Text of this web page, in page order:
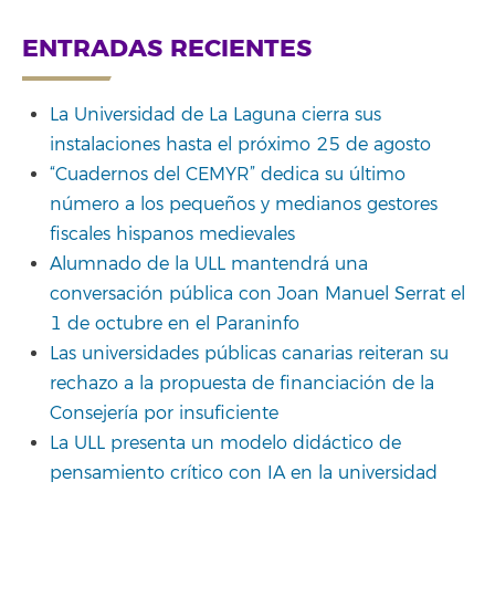
ENTRADAS RECIENTES
La Universidad de La Laguna cierra sus
instalaciones hasta el próximo 25 de agosto
“Cuadernos del CEMYR” dedica su último
número a los pequeños y medianos gestores
fiscales hispanos medievales
Alumnado de la ULL mantendrá una
conversación pública con Joan Manuel Serrat el
1 de octubre en el Paraninfo
Las universidades públicas canarias reiteran su
rechazo a la propuesta de financiación de la
Consejería por insuficiente
La ULL presenta un modelo didáctico de
pensamiento crítico con IA en la universidad